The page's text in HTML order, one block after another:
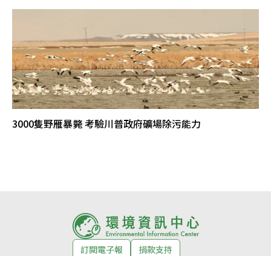
3000隻野雁暴斃 考驗川普政府礦場除污能力
訂閱電子報 捐款支持